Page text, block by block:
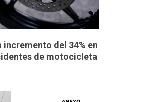
del 34% en
de motocicleta